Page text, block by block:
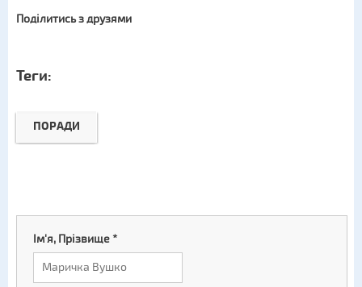
Поділитись з друзями
Теги:
ПОРАДИ
Ім'я, Прізвище*